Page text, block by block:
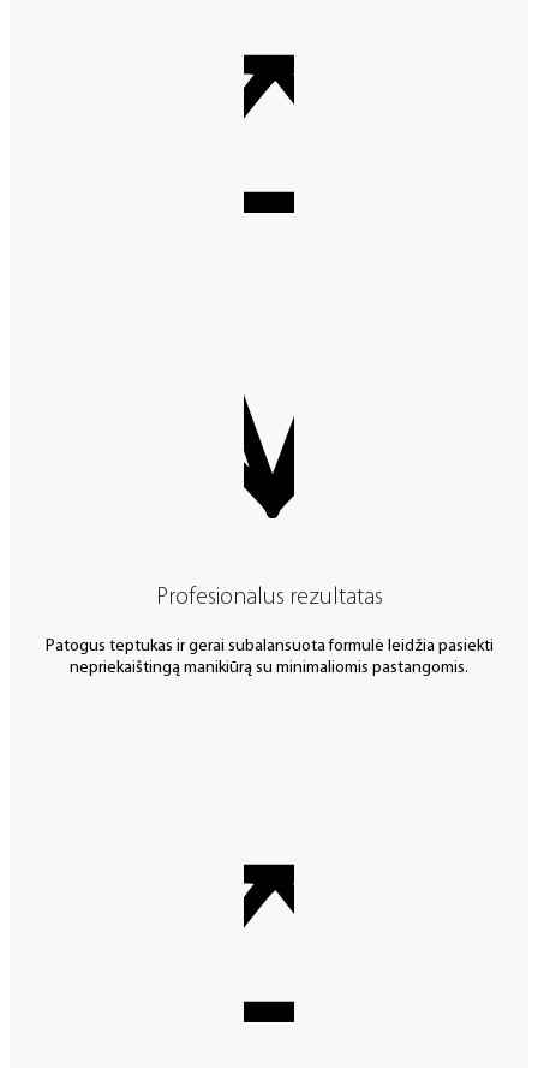
Profesionalus rezultatas
Patogus teptukas ir gerai subalansuota formulė leidžia pasiekti
nepriekaištingą manikiūrą su minimaliomis pastangomis.